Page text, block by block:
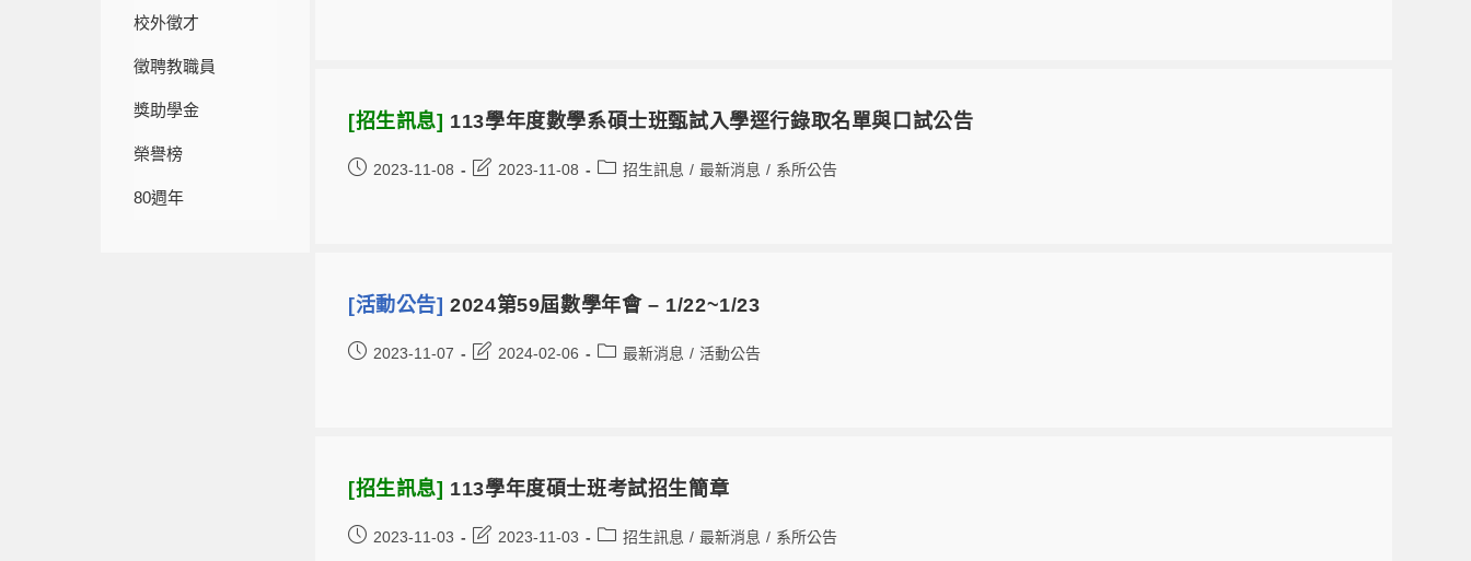
校外徵才
徵聘教職員
獎助學金
榮譽榜
80週年
[招生訊息] 113學年度數學系碩士班甄試入學逕行錄取名單與口試公告
2023-11-08 2023-11-08 招生訊息 / 最新消息 / 系所公告
[活動公告]2024第59屆數學年會 – 1/22~1/23
2023-11-07 2024-02-06 最新消息 / 活動公告
[招生訊息] 113學年度碩士班考試招生簡章
2023-11-03 2023-11-03 招生訊息 / 最新消息 / 系所公告